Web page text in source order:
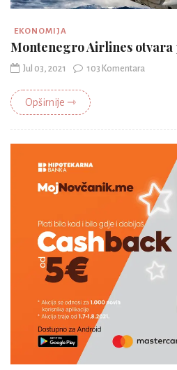
EKONOMIJA
Montenegro Airlines otvara
Jul 03, 2021 103 Komentara
Opširnije ⇾